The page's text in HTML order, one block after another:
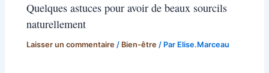
Quelques astuces pour avoir de beaux sourcils
naturellement
Laisser un commentaire / Bien-être / Par Elise.Marceau